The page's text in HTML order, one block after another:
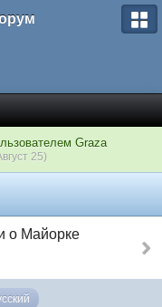
Graza
25)
о Майорке